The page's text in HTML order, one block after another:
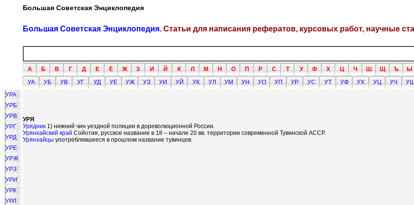
Большая Советская Энциклопедия
Большая Советская Энциклопедия. Статьи для написания рефератов, курсовых работ, научные
А Б В Г Д Е Ё Ж З И Й К Л М Н О П Р С Т У Ф Х Ц Ч Ш Щ Ъ Ы
УА
УБ УВ УГ УД УЕ УЖ УЗ УИ УЙ УК УЛ УМ УН УО УП УР УС УТ УФ УХ УЦ УЧ УШ
УРА
УРБ
УРВ
УРГ
УРД
УРЕ
УРЖ
УРЗ
УРИ
УРК
УРЛ
УРЯ
Урядник 1) нижний чин уездной полиции в дореволюционной России.
Урянхайский край Сойотия, русское название в 18 – начале 20 вв. территории современной Тувинской АССР.
Урянхайцы употреблявшееся в прошлом название тувинцев.